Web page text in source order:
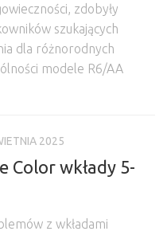
zdobyły
szukających
dla różnorodnych
modele R6/AA
2025
Color wkłady 5-
z wkładami